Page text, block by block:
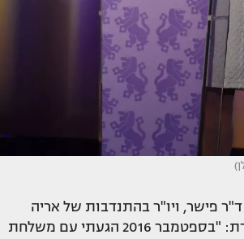
פישר, ויו"ר בהתנדבות של אריה
יהודה ישראל משחזרת: "בספטמבר 2016 הגעתי עם משלחת